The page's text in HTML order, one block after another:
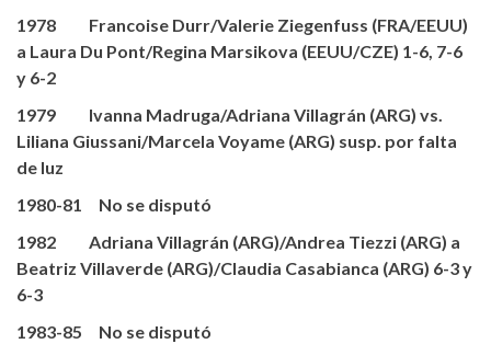
1978 Francoise Durr/Valerie Ziegenfuss (FRA/EEUU)
a Laura Du Pont/Regina Marsikova (EEUU/CZE) 1-6, 7-6
y 6-2
1979 Ivanna Madruga/Adriana Villagrán (ARG) vs.
Liliana Giussani/Marcela Voyame (ARG) susp. por falta
de luz
1980-81 No se disputó
1982 Adriana Villagrán (ARG)/Andrea Tiezzi (ARG) a
Beatriz Villaverde (ARG)/Claudia Casabianca (ARG) 6-3 y
6-3
1983-85 No se disputó